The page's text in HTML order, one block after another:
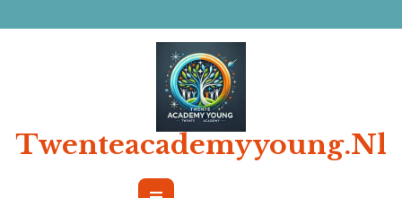
naar
Twenteacademyyoung.nl